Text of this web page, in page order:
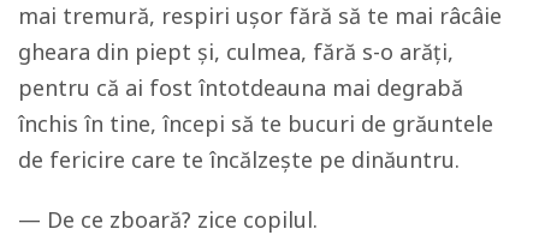
mai tremură, respiri ușor fără să te mai râcâie
gheara din piept și, culmea, fără s-o arăți,
pentru că ai fost întotdeauna mai degrabă
închis în tine, începi să te bucuri de grăuntele
de fericire care te încălzește pe dinăuntru.
— De ce zboară? zice copilul.